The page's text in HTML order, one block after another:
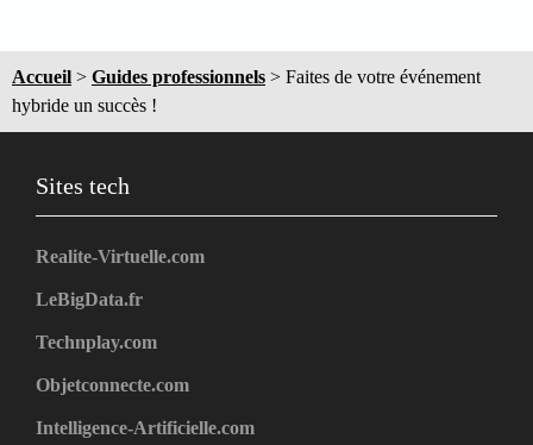
Accueil > Guides professionnels > Faites de votre événement
hybride un succès !
Sites tech
Realite-Virtuelle.com
LeBigData.fr
Technplay.com
Objetconnecte.com
Intelligence-Artificielle.com